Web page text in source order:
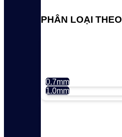
PHÂN LOẠI
0.7mm
1.0mm